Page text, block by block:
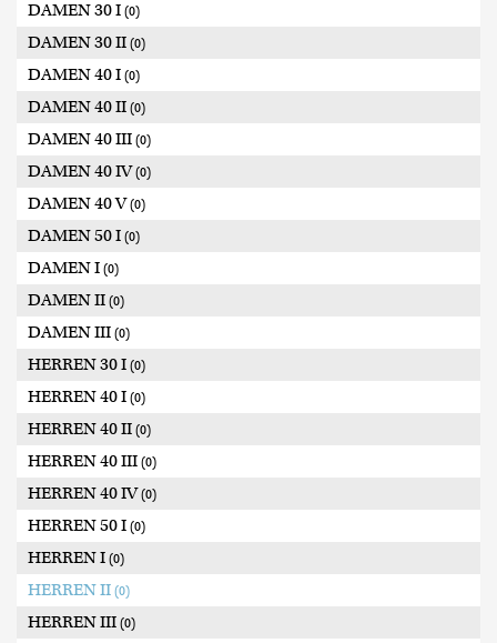
DAMEN 30 I (0)
DAMEN 30 II (0)
DAMEN 40 I (0)
DAMEN 40 II (0)
DAMEN 40 III (0)
DAMEN 40 IV(0)
DAMEN 40 V(0)
DAMEN 50 I (0)
DAMEN I (0)
DAMEN II (0)
DAMEN III (0)
HERREN 30 I (0)
HERREN 40 I (0)
HERREN 40 II (0)
HERREN 40 III (0)
HERREN 40 IV(0)
HERREN 50 I (0)
HERREN I (0)
HERREN II (0)
HERREN III (0)